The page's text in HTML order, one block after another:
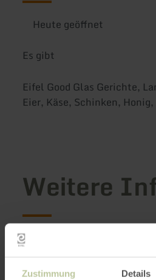
Zustimmung Details
Heute geöffnet
Es gibt
Eifel Good Glas Gerichte,
Eier, Käse, Schinken,
Weitere
Merkmale /